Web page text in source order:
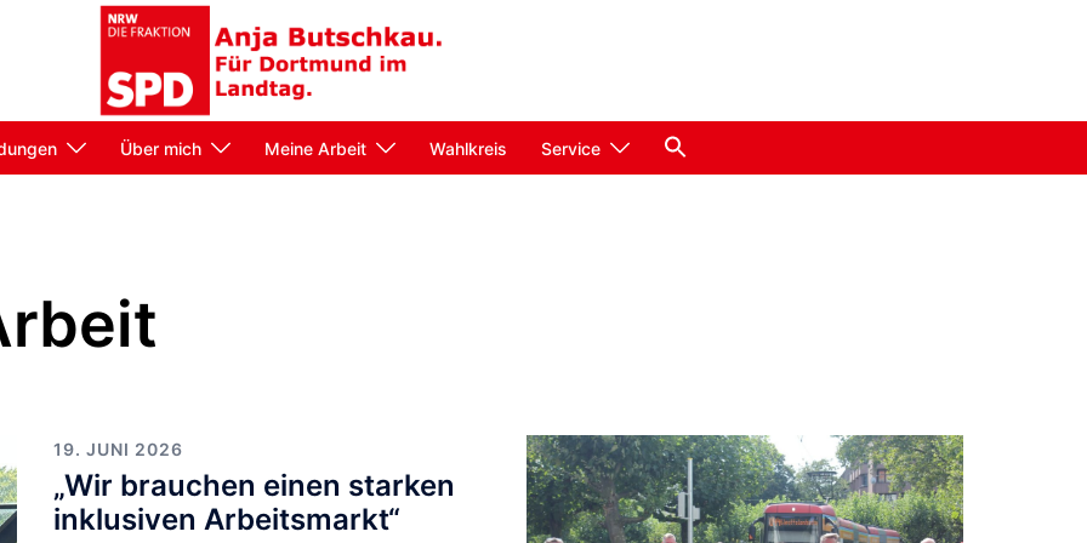
Über mich Meine Arbeit Wahlkreis Service
19. JUNI 2026
„Wir brauchen einen starken
inklusiven Arbeitsmarkt“